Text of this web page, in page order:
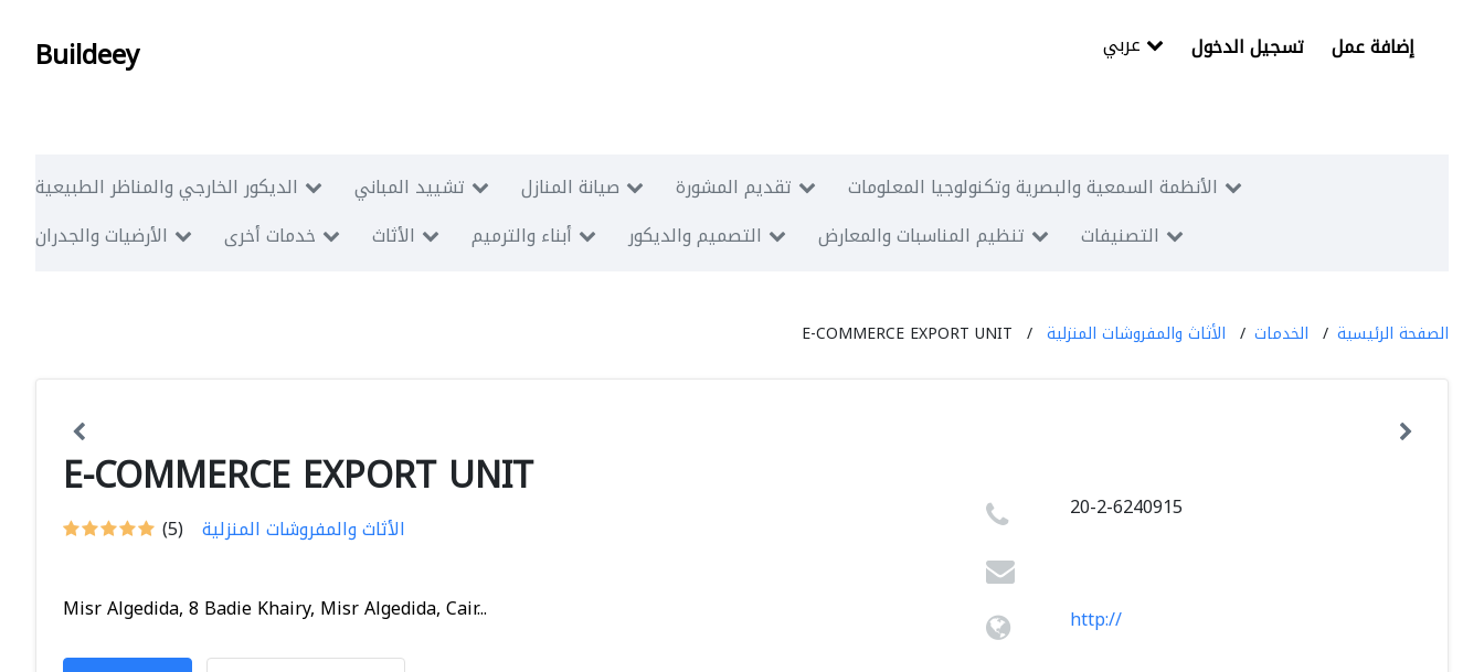
Buildeey تسجيل الدخول إضافة عمل
الديكور الخارجي والمناظر الطبيعية تشييد المباني صيانة المنازل تقديم المشورة
الأنظمة السمعية والبصرية وتكنولوجيا المعلومات
الأرضيات والجدران
خدمات أخرى الأثاث أبناء والترميم التصميم والديكور تنظيم المناسبات والمعارض التصنيفات
الصفحة الرئيسية الخدمات الأثاث والمفروشات المنزلية E-COMMERCE EXPORT UNIT
E-COMMERCE EXPORT UNIT
(5) الأثاث والمفروشات المنزلية
Misr Algedida, 8 Badie Khairy, Misr Algedida, Cair...
20-2-6240915
http://